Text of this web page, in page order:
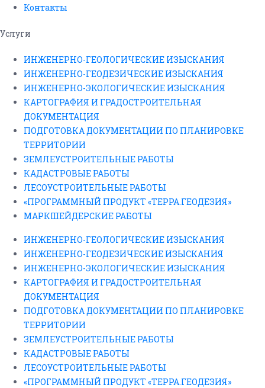
Контакты
Услуги
ИНЖЕНЕРНО-ГЕОЛОГИЧЕСКИЕ ИЗЫСКАНИЯ
ИНЖЕНЕРНО-ГЕОДЕЗИЧЕСКИЕ ИЗЫСКАНИЯ
ИНЖЕНЕРНО-ЭКОЛОГИЧЕСКИЕ ИЗЫСКАНИЯ
КАРТОГРАФИЯ И ГРАДОСТРОИТЕЛЬНАЯ
ДОКУМЕНТАЦИЯ
ПОДГОТОВКА ДОКУМЕНТАЦИИ ПО ПЛАНИРОВКЕ
ТЕРРИТОРИИ
ЗЕМЛЕУСТРОИТЕЛЬНЫЕ РАБОТЫ
КАДАСТРОВЫЕ РАБОТЫ
ЛЕСОУСТРОИТЕЛЬНЫЕ РАБОТЫ
«ПРОГРАММНЫЙ ПРОДУКТ «ТЕРРА.ГЕОДЕЗИЯ»
МАРКШЕЙДЕРСКИЕ РАБОТЫ
ИНЖЕНЕРНО-ГЕОЛОГИЧЕСКИЕ ИЗЫСКАНИЯ
ИНЖЕНЕРНО-ГЕОДЕЗИЧЕСКИЕ ИЗЫСКАНИЯ
ИНЖЕНЕРНО-ЭКОЛОГИЧЕСКИЕ ИЗЫСКАНИЯ
КАРТОГРАФИЯ И ГРАДОСТРОИТЕЛЬНАЯ
ДОКУМЕНТАЦИЯ
ПОДГОТОВКА ДОКУМЕНТАЦИИ ПО ПЛАНИРОВКЕ
ТЕРРИТОРИИ
ЗЕМЛЕУСТРОИТЕЛЬНЫЕ РАБОТЫ
КАДАСТРОВЫЕ РАБОТЫ
ЛЕСОУСТРОИТЕЛЬНЫЕ РАБОТЫ
«ПРОГРАММНЫЙ ПРОДУКТ «ТЕРРА.ГЕОДЕЗИЯ»